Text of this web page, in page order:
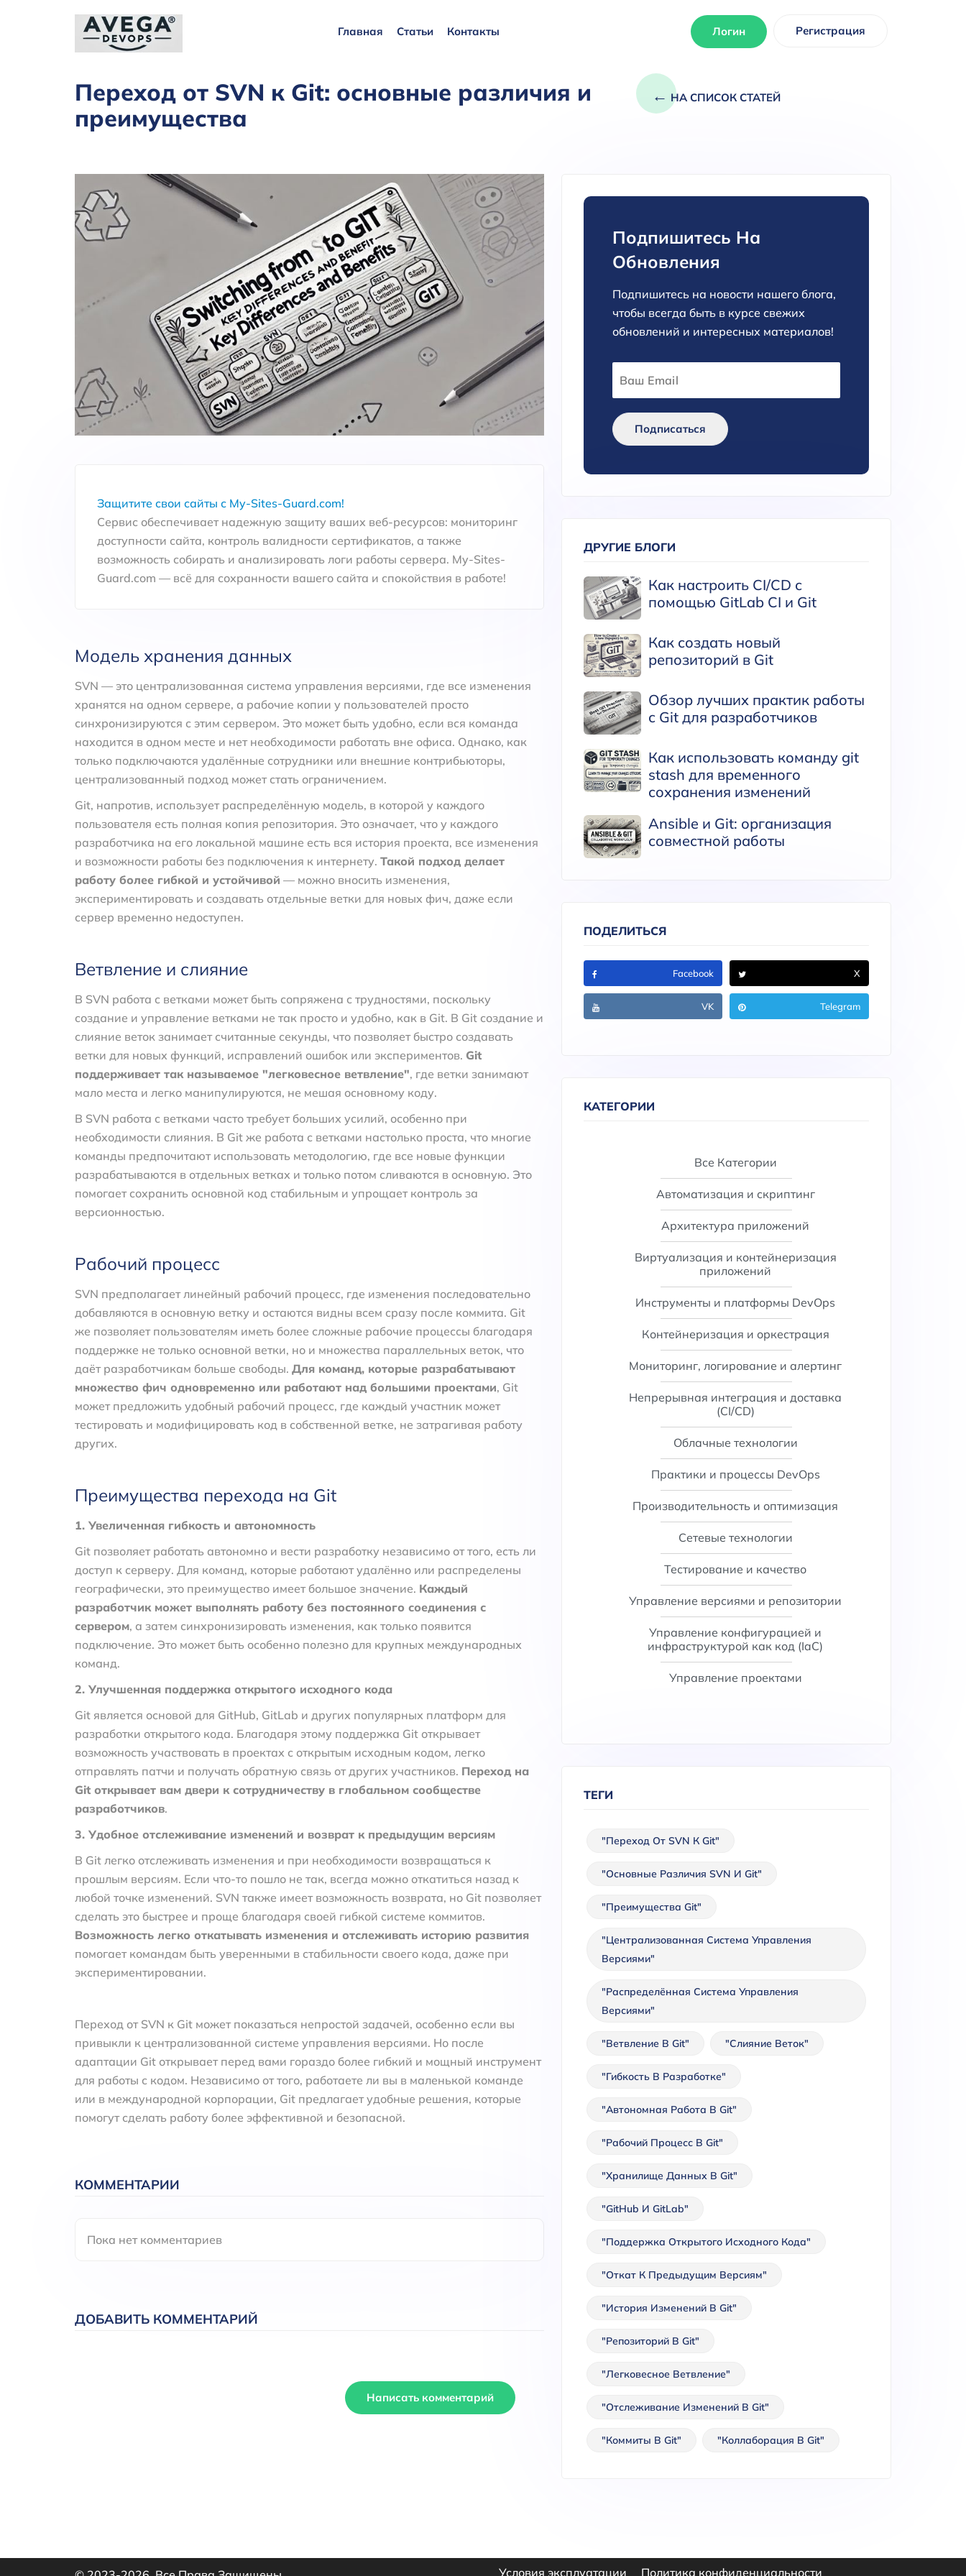
Главная Статьи Контакты Логин Регистрация
Переход от SVN к Git: основные различия и
преимущества
← НА СПИСОК СТАТЕЙ
Защитите свои сайты с My-Sites-Guard.com!
Сервис обеспечивает надежную защиту ваших веб-ресурсов: мониторинг
доступности сайта, контроль валидности сертификатов, а также
возможность собирать и анализировать логи работы сервера. My-Sites-
Guard.com — всё для сохранности вашего сайта и спокойствия в работе!
Модель хранения данных
SVN — это централизованная система управления версиями, где все изменения
хранятся на одном сервере, а рабочие копии у пользователей просто
синхронизируются с этим сервером. Это может быть удобно, если вся команда
находится в одном месте и нет необходимости работать вне офиса. Однако, как
только подключаются удалённые сотрудники или внешние контрибьюторы,
централизованный подход может стать ограничением.
Git, напротив, использует распределённую модель, в которой у каждого
пользователя есть полная копия репозитория. Это означает, что у каждого
разработчика на его локальной машине есть вся история проекта, все изменения
и возможности работы без подключения к интернету. Такой подход делает
работу более гибкой и устойчивой — можно вносить изменения,
экспериментировать и создавать отдельные ветки для новых фич, даже если
сервер временно недоступен.
Ветвление и слияние
В SVN работа с ветками может быть сопряжена с трудностями, поскольку
создание и управление ветками не так просто и удобно, как в Git. В Git создание и
слияние веток занимает считанные секунды, что позволяет быстро создавать
ветки для новых функций, исправлений ошибок или экспериментов. Git
поддерживает так называемое "легковесное ветвление", где ветки занимают
мало места и легко манипулируются, не мешая основному коду.
В SVN работа с ветками часто требует больших усилий, особенно при
необходимости слияния. В Git же работа с ветками настолько проста, что многие
команды предпочитают использовать методологию, где все новые функции
разрабатываются в отдельных ветках и только потом сливаются в основную. Это
помогает сохранить основной код стабильным и упрощает контроль за
версионностью.
Рабочий процесс
SVN предполагает линейный рабочий процесс, где изменения последовательно
добавляются в основную ветку и остаются видны всем сразу после коммита. Git
же позволяет пользователям иметь более сложные рабочие процессы благодаря
поддержке не только основной ветки, но и множества параллельных веток, что
даёт разработчикам больше свободы. Для команд, которые разрабатывают
множество фич одновременно или работают над большими проектами, Git
может предложить удобный рабочий процесс, где каждый участник может
тестировать и модифицировать код в собственной ветке, не затрагивая работу
других.
Преимущества перехода на Git
1. Увеличенная гибкость и автономность
Git позволяет работать автономно и вести разработку независимо от того, есть ли
доступ к серверу. Для команд, которые работают удалённо или распределены
географически, это преимущество имеет большое значение. Каждый
разработчик может выполнять работу без постоянного соединения с
сервером, а затем синхронизировать изменения, как только появится
подключение. Это может быть особенно полезно для крупных международных
команд.
2. Улучшенная поддержка открытого исходного кода
Git является основой для GitHub, GitLab и других популярных платформ для
разработки открытого кода. Благодаря этому поддержка Git открывает
возможность участвовать в проектах с открытым исходным кодом, легко
отправлять патчи и получать обратную связь от других участников. Переход на
Git открывает вам двери к сотрудничеству в глобальном сообществе
разработчиков.
3. Удобное отслеживание изменений и возврат к предыдущим версиям
В Git легко отслеживать изменения и при необходимости возвращаться к
прошлым версиям. Если что-то пошло не так, всегда можно откатиться назад к
любой точке изменений. SVN также имеет возможность возврата, но Git позволяет
сделать это быстрее и проще благодаря своей гибкой системе коммитов.
Возможность легко откатывать изменения и отслеживать историю развития
помогает командам быть уверенными в стабильности своего кода, даже при
экспериментировании.
Переход от SVN к Git может показаться непростой задачей, особенно если вы
привыкли к централизованной системе управления версиями. Но после
адаптации Git открывает перед вами гораздо более гибкий и мощный инструмент
для работы с кодом. Независимо от того, работаете ли вы в маленькой команде
или в международной корпорации, Git предлагает удобные решения, которые
помогут сделать работу более эффективной и безопасной.
КОММЕНТАРИИ
Пока нет комментариев
ДОБАВИТЬ КОММЕНТАРИЙ
Написать комментарий
Подпишитесь На
Обновления
Подпишитесь на новости нашего блога,
чтобы всегда быть в курсе свежих
обновлений и интересных материалов!
Подписаться
ДРУГИЕ БЛОГИ
Как настроить CI/CD с
помощью GitLab CI и Git
Как создать новый
репозиторий в Git
Обзор лучших практик работы
с Git для разработчиков
Как использовать команду git
stash для временного
сохранения изменений
Ansible и Git: организация
совместной работы
ПОДЕЛИТЬСЯ
Facebook X
VK Telegram
КАТЕГОРИИ
Все Категории
Автоматизация и скриптинг
Архитектура приложений
Виртуализация и контейнеризация
приложений
Инструменты и платформы DevOps
Контейнеризация и оркестрация
Мониторинг, логирование и алертинг
Непрерывная интеграция и доставка
(CI/CD)
Облачные технологии
Практики и процессы DevOps
Производительность и оптимизация
Сетевые технологии
Тестирование и качество
Управление версиями и репозитории
Управление конфигурацией и
инфраструктурой как код (IaC)
Управление проектами
ТЕГИ
"Переход От SVN К Git"
"Основные Различия SVN И Git"
"Преимущества Git"
"Централизованная Система Управления
Версиями"
"Распределённая Система Управления
Версиями"
"Ветвление В Git" "Слияние Веток"
"Гибкость В Разработке"
"Автономная Работа В Git"
"Рабочий Процесс В Git"
"Хранилище Данных В Git"
"GitHub И GitLab"
"Поддержка Открытого Исходного Кода"
"Откат К Предыдущим Версиям"
"История Изменений В Git"
"Репозиторий В Git"
"Легковесное Ветвление"
"Отслеживание Изменений В Git"
"Коммиты В Git" "Коллаборация В Git"
Условия эксплуатации Политика конфиденциальности